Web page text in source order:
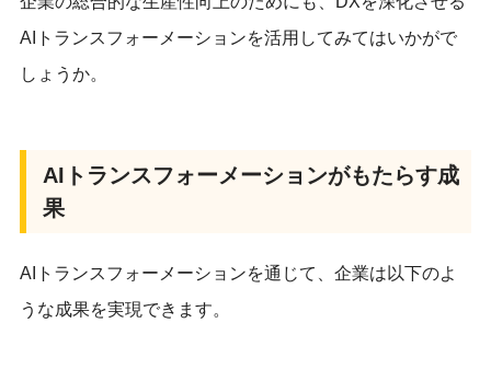
AIトランスフォーメーションを活用してみてはいかがで
しょうか。
AIトランスフォーメーションがもたらす成
果
AIトランスフォーメーションを通じて、企業は以下のよ
うな成果を実現できます。